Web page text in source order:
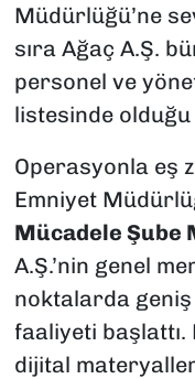
Müdürlüğü’ne
sıra Ağaç A.Ş.
personel ve
listesinde
Operasyonla eş
Emniyet
Mücadele Şube
A.Ş.’nin genel
noktalarda
faaliyeti
dijital